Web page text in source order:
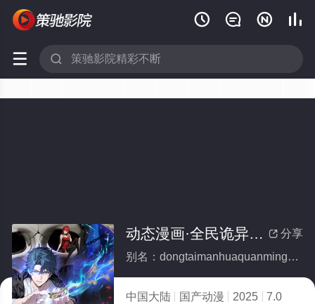
   
 
 分享
动态漫画·全民诡异：开局掌握零元购
别名：dongtaimanhuaquanminguiyikaijuzhangwolingyuangou
中国大陆 国产动漫 2025
7.0